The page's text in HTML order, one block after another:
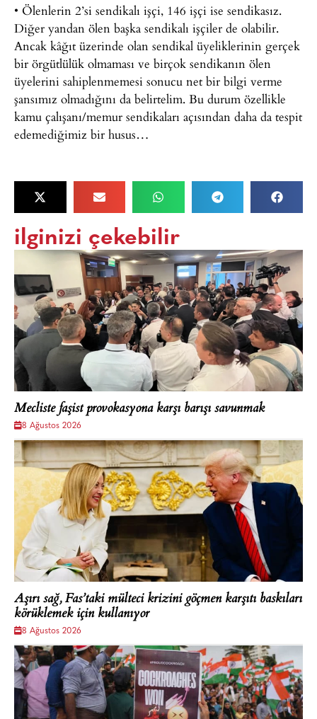
• Ölenlerin 2’si sendikalı işçi, 146 işçi ise sendikasız.
Diğer yandan ölen başka sendikalı işçiler de olabilir.
Ancak kâğıt üzerinde olan sendikal üyeliklerinin gerçek
bir örgütlülük olmaması ve birçok sendikanın ölen
üyelerini sahiplenmemesi sonucu net bir bilgi verme
şansımız olmadığını da belirtelim. Bu durum özellikle
kamu çalışanı/memur sendikaları açısından daha da tespit
edemediğimiz bir husus…
ilginizi çekebilir
Mecliste faşist provokasyona karşı barışı savunmak
8 Ağustos 2026
Aşırı sağ, Fas’taki mülteci krizini göçmen karşıtı baskıları
körüklemek için kullanıyor
8 Ağustos 2026